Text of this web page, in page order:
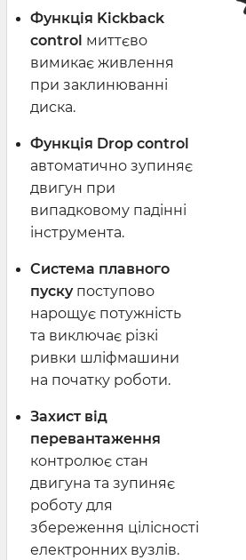
Функція Kickback
control миттєво
вимикає живлення
при заклинюванні
диска.
Функція Drop control
автоматично зупиняє
двигун при
випадковому падінні
інструмента.
Система плавного
пускупоступово
нарощує потужність
та виключає різкі
ривки шліфмашини
на початку роботи.
Захист від
перевантаження
контролює стан
двигуна та зупиняє
роботу для
збереження цілісності
електронних вузлів.